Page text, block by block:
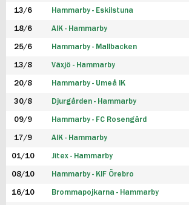
13/6 Hammarby - Eskilstuna
18/6 AIK - Hammarby
25/6 Hammarby - Mallbacken
13/8 Växjö - Hammarby
20/8 Hammarby - Umeå IK
30/8 Djurgården - Hammarby
09/9 Hammarby - FC Rosengård
17/9 AIK - Hammarby
01/10 Jitex - Hammarby
08/10 Hammarby - KIF Örebro
16/10 Brommapojkarna - Hammarby